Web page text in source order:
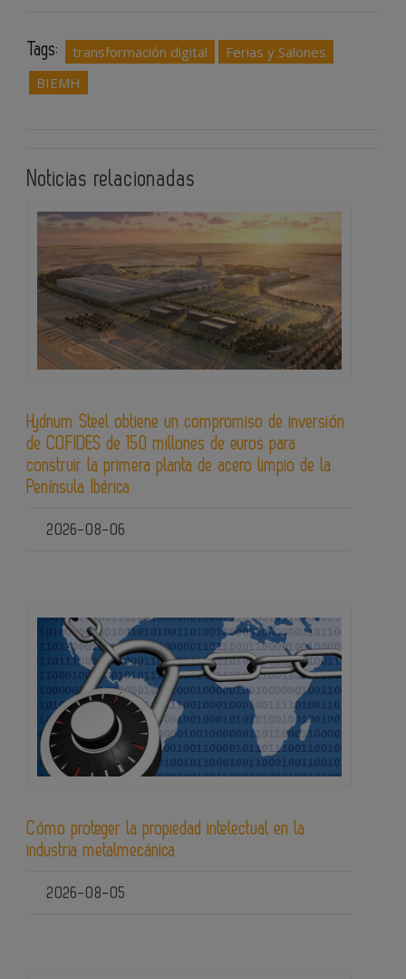
Tags: transformación digital
Ferias y Salones
BIEMH
Noticias relacionadas
Hydnum Steel obtiene un compromiso de inversión
de COFIDES de 150 millones de euros para
construir la primera planta de acero limpio de la
Península Ibérica
2026-08-06
Cómo proteger la propiedad intelectual en la
industria metalmecánica
2026-08-05